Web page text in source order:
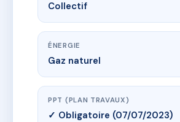
Collectif
ÉNERGIE
Gaz naturel
PPT (PLAN TRAVAUX)
✓ Obligatoire (07/07/2023)